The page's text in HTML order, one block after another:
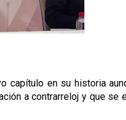
capítulo en su historia
a contrarreloj y que